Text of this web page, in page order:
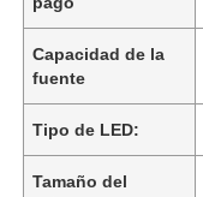
Capacidad de la
fuente
Tipo de LED:
Tamaño del